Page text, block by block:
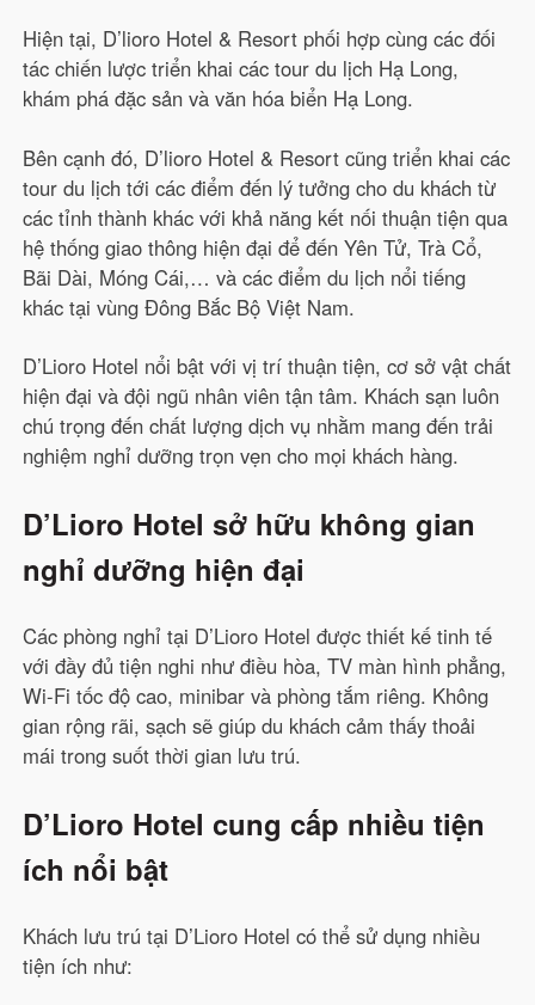
Hiện tại, D’lioro Hotel & Resort phối hợp cùng các đối
tác chiến lược triển khai các tour du lịch Hạ Long,
khám phá đặc sản và văn hóa biển Hạ Long.
Bên cạnh đó, D’lioro Hotel & Resort cũng triển khai các
tour du lịch tới các điểm đến lý tưởng cho du khách từ
các tỉnh thành khác với khả năng kết nối thuận tiện qua
hệ thống giao thông hiện đại để đến Yên Tử, Trà Cổ,
Bãi Dài, Móng Cái,… và các điểm du lịch nổi tiếng
khác tại vùng Đông Bắc Bộ Việt Nam.
D’Lioro Hotel nổi bật với vị trí thuận tiện, cơ sở vật chất
hiện đại và đội ngũ nhân viên tận tâm. Khách sạn luôn
chú trọng đến chất lượng dịch vụ nhằm mang đến trải
nghiệm nghỉ dưỡng trọn vẹn cho mọi khách hàng.
D’Lioro Hotel sở hữu không gian
nghỉ dưỡng hiện đại
Các phòng nghỉ tại D’Lioro Hotel được thiết kế tinh tế
với đầy đủ tiện nghi như điều hòa, TV màn hình phẳng,
Wi-Fi tốc độ cao, minibar và phòng tắm riêng. Không
gian rộng rãi, sạch sẽ giúp du khách cảm thấy thoải
mái trong suốt thời gian lưu trú.
D’Lioro Hotel cung cấp nhiều tiện
ích nổi bật
Khách lưu trú tại D’Lioro Hotel có thể sử dụng nhiều
tiện ích như: